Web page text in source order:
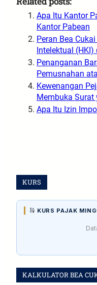
Apa Itu Kantor
Kantor Pabean
Peran Bea
Intelektual (HKI)
Penanganan
Pemusnahan
Kewenangan
Membuka Surat
Apa Itu Izin
KURS
KURS PAJAK
KALKULATOR BEA